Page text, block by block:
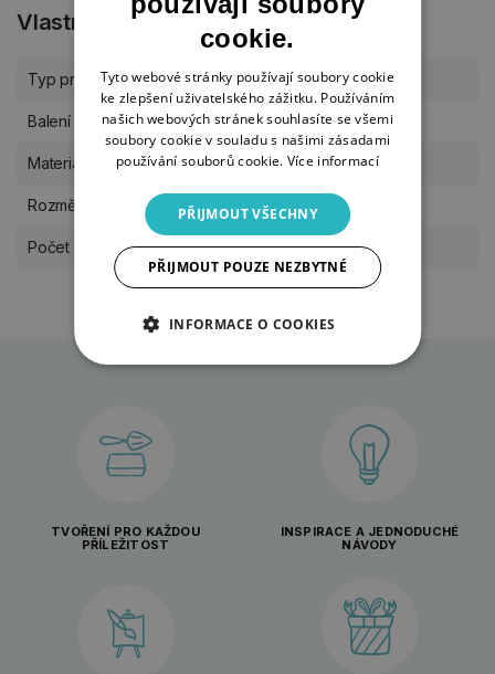
Vlastnosti produktu
Typ produktu Dárkové předměty
Balení sada
Materiál kov
Rozměr 33 x 11 x 2,5 cm
Počet v balení 3 + 1
TVOŘENÍ PRO KAŽDOU
PŘÍLEŽITOST
INSPIRACE A JEDNODUCHÉ
NÁVODY
cookie.
Tyto webové stránky používají soubory cookie
ke zlepšení uživatelského zážitku. Používáním
našich webových stránek souhlasíte se všemi
soubory cookie v souladu s našimi zásadami
používání souborů cookie. Více informací
PŘIJMOUT VŠECHNY
PŘIJMOUT POUZE NEZBYTNÉ
INFORMACE O COOKIES